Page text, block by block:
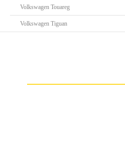
Volkswagen Touareg
Volkswagen Tiguan